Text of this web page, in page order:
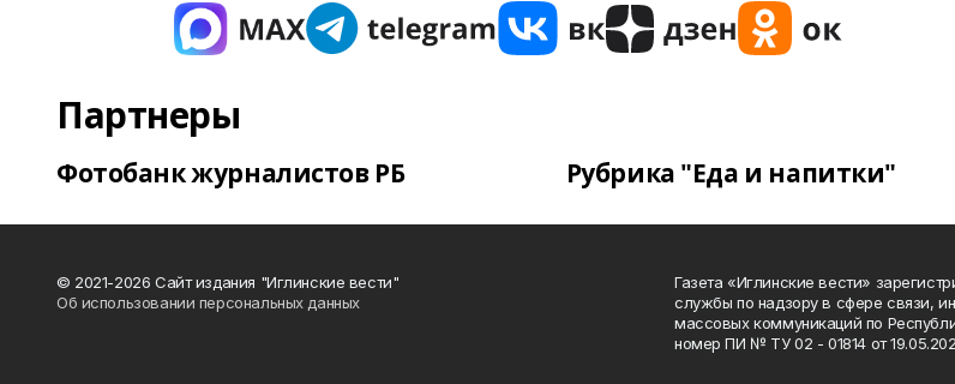
Партнеры
Фотобанк журналистов РБ Рубрика "Еда и напитки"
© 2021-2026 Сайт издания "Иглинские вести"
Об использовании персональных данных
Газета «Иглинские вести»
службы по надзору в сфере связи,
массовых коммуникаций по
номер ПИ № ТУ 02 - 01814 от